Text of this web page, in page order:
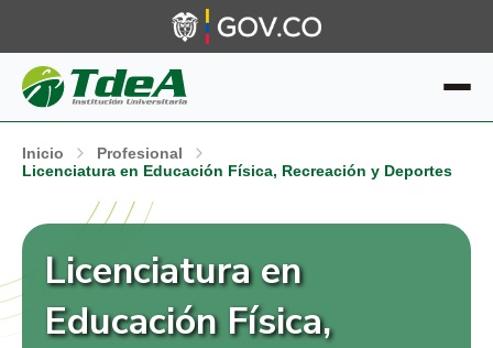
Inicio
Profesional
Licenciatura en Educación Física, Recreación y Deportes
Licenciatura en
Educación Física,